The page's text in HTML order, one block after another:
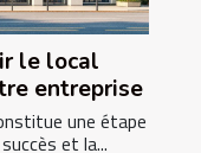
le local
entreprise
une étape
et la...